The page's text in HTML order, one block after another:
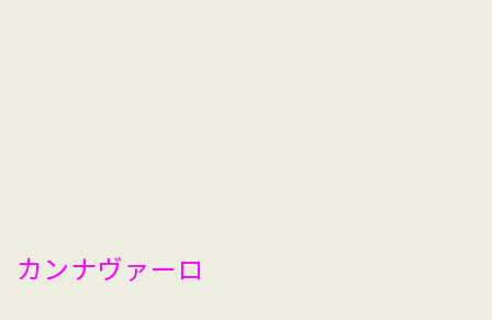
カンナヴァーロ